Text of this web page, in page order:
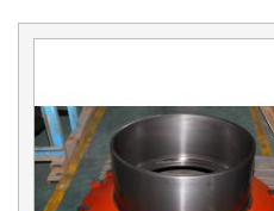
感谢您填写表格信息，我们收到您的意见或
定的态度解决问题，谢谢